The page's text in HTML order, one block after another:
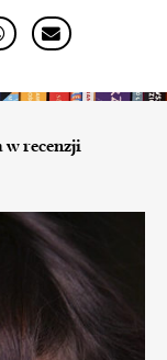
recenzji